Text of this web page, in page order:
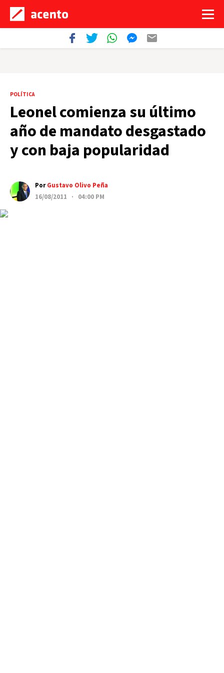
POLÍTICA
Leonel comienza su último
año de mandato desgastado
y con baja popularidad
PorGustavo Olivo Peña
16/08/2011 · 04:00 PM